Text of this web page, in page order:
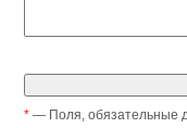
* — Поля, обязательные